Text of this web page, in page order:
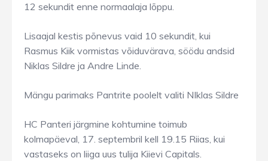
12 sekundit enne normaalaja lõppu.
Lisaajal kestis põnevus vaid 10 sekundit, kui
Rasmus Kiik vormistas võiduvärava, söödu andsid
Niklas Sildre ja Andre Linde.
Mängu parimaks Pantrite poolelt valiti NIklas Sildre
HC Panteri järgmine kohtumine toimub
kolmapäeval, 17. septembril kell 19.15 Riias, kui
vastaseks on liiga uus tulija Kiievi Capitals.